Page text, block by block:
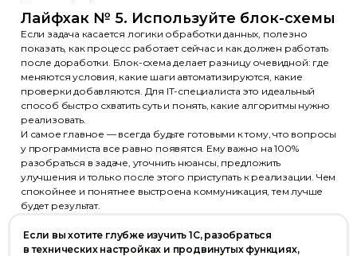
Лайфхак № 5. Используйте блок-схемы
Если задача касается логики обработки данных, полезно
показать, как процесс работает сейчас и как должен работать
после доработки. Блок-схема делает разницу очевидной: где
меняются условия, какие шаги автоматизируются, какие
проверки добавляются. Для IT-специалиста это идеальный
способ быстро схватить суть и понять, какие алгоритмы нужно
реализовать.
И самое главное — всегда будьте готовыми к тому, что вопросы
у программиста все равно появятся. Ему важно на 100%
разобраться в задаче, уточнить нюансы, предложить
улучшения и только после этого приступать к реализации. Чем
спокойнее и понятнее выстроена коммуникация, тем лучше
будет результат.
Если вы хотите глубже изучить 1С, разобраться
в технических настройках и продвинутых функциях,
Эксперты Партнеры Отзывы
+7 (495) 788-53-26
ООО «Актион-Диджитал» г. Москва,
1-й Земельный переулок, 1
Лицензия